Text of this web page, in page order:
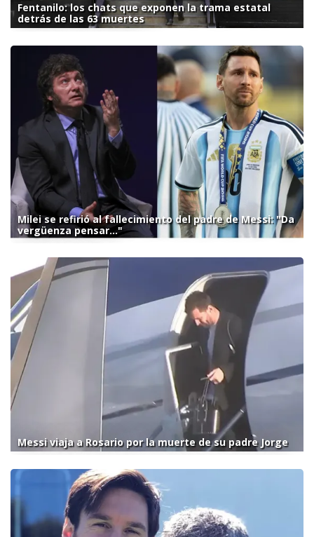
Fentanilo: los chats que exponen la trama estatal
detrás de las 63 muertes
Milei se refirió al fallecimiento del padre de Messi: "Da
vergüenza pensar..."
Messi viaja a Rosario por la muerte de su padre Jorge